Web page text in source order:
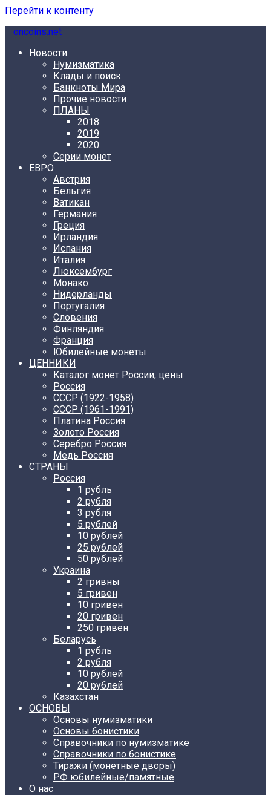
Перейти к контенту
oncoins.net
Новости
Нумизматика
Клады и поиск
Банкноты Мира
Прочие новости
ПЛАНЫ
2018
2019
2020
Серии монет
ЕВРО
Австрия
Бельгия
Ватикан
Германия
Греция
Ирландия
Испания
Италия
Люксембург
Монако
Нидерланды
Португалия
Словения
Финляндия
Франция
Юбилейные монеты
ЦЕННИКИ
Каталог монет России, цены
Россия
СССР (1922-1958)
CCCР (1961-1991)
Платина Россия
Золото Россия
Серебро Россия
Медь Россия
СТРАНЫ
Россия
1 рубль
2 рубля
3 рубля
5 рублей
10 рублей
25 рублей
50 рублей
Украина
2 гривны
5 гривен
10 гривен
20 гривен
250 гривен
Беларусь
1 рубль
2 рубля
10 рублей
20 рублей
Казахстан
ОСНОВЫ
Основы нумизматики
Основы бонистики
Справочники по нумизматике
Справочники по бонистике
Тиражи (монетные дворы)
РФ юбилейные/памятные
О нас